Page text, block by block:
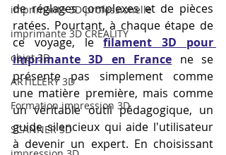
imprimante 3D professionelle
imprimante 3D CREALITY
objet 3D
ARTILLERY 3D
Formation impression 3D
SCANNER 3D
de réglages complexes et de pièces
ratées. Pourtant, à chaque étape de
ce voyage, le filament 3D pour
imprimante 3D en France ne se
présente pas simplement comme
une matière première, mais comme
un véritable outil pédagogique, un
guide silencieux qui aide l'utilisateur
à devenir un expert. En choisissant